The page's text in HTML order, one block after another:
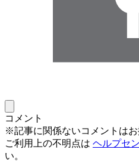
コメント
※記事に関係ないコメントはお
ご利用上の不明点は ヘルプセ
い。